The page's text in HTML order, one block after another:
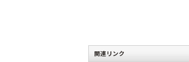
関連リンク